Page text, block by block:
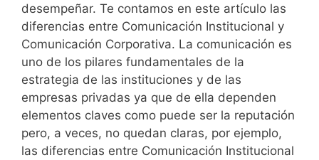
desempeñar. Te contamos en este artículo las
diferencias entre Comunicación Institucional y
Comunicación Corporativa. La comunicación es
uno de los pilares fundamentales de la
estrategia de las instituciones y de las
empresas privadas ya que de ella dependen
elementos claves como puede ser la reputación
pero, a veces, no quedan claras, por ejemplo,
las diferencias entre Comunicación Institucional